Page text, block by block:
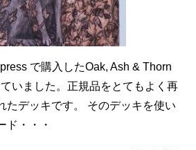
で購入したOak, Ash & Thorn
いました。正規品をとてもよく再
たデッキです。 そのデッキを使い
ド・・・